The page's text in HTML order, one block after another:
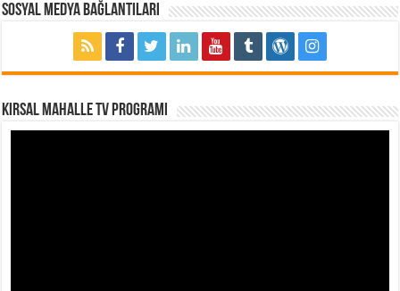
Sosyal Medya Bağlantıları
Kırsal Mahalle TV Programı